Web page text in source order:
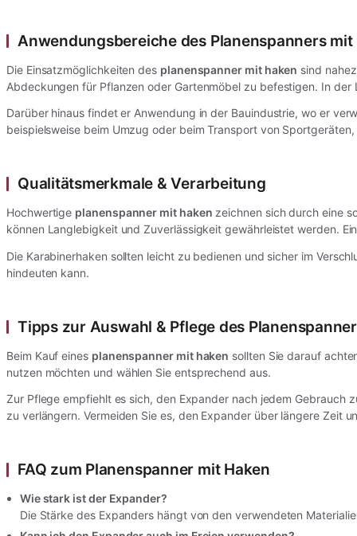
Anwendungsbereiche des Planenspanners mit
Die Einsatzmöglichkeiten des planenspanner mit haken sind
Abdeckungen für Pflanzen oder Gartenmöbel zu befestigen. In
Darüber hinaus findet er Anwendung in der Bauindustrie, wo er
beispielsweise beim Umzug oder beim Transport von
Qualitätsmerkmale & Verarbeitung
Hochwertige planenspanner mit haken zeichnen sich durch eine
können Langlebigkeit und Zuverlässigkeit gewährleistet werden.
Die Karabinerhaken sollten leicht zu bedienen und sicher im
hindeuten kann.
Tipps zur Auswahl & Pflege des
Beim Kauf eines planenspanner mit haken sollten Sie darauf
nutzen möchten und wählen Sie entsprechend aus.
Zur Pflege empfiehlt es sich, den Expander nach jedem Gebrauch
zu verlängern. Vermeiden Sie es, den Expander über längere Zeit
FAQ zum Planenspanner mit Haken
Wie stark ist der Expander?
Die Stärke des Expanders hängt von den verwendeten